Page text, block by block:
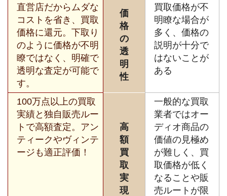
直営店だからムダな
コストを省き、買取
価格に還元。下取り
のように価格が不明
瞭ではなく、明確で
透明な査定が可能で
す。
価
格
の
透
明
性
買取価格が不
明瞭な場合が
多く、価格の
説明が十分で
はないことが
ある
100万点以上の買取
実績と独自販売ルー
トで高額査定。アン
ティークやヴィンテ
ージも適正評価！
高
額
買
取
実
現
一般的な買取
業者ではオー
ディオ商品の
価値の見極め
が難しく、買
取価格が低く
なることや販
売ルートが限